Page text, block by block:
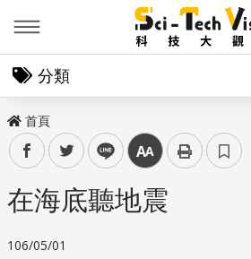
分類
首頁
facebooktwitter line 中
在海底聽地震
106/05/01